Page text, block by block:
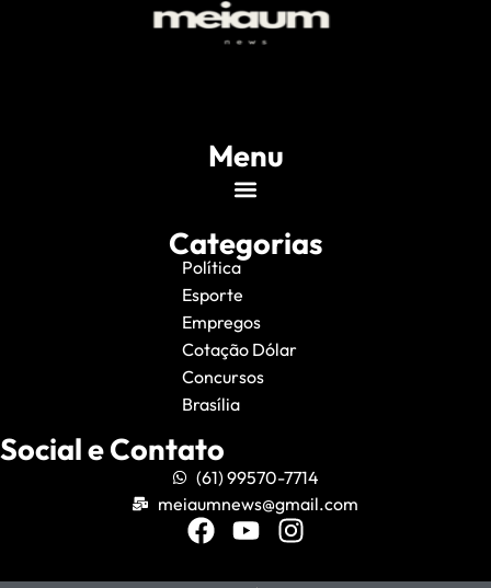
Menu
Categorias
Política
Esporte
Empregos
Cotação Dólar
Concursos
Brasília
Social e Contato
(61) 99570-7714
meiaumnews@gmail.com